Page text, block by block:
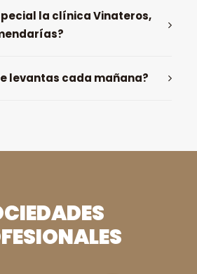
la clínica Vinateros,
levantas cada mañana?